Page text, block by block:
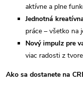
aktívne a plne
Jednotná
práce – všetko na
Nový impulz pre
viac radosti z
Ako sa dostanete na